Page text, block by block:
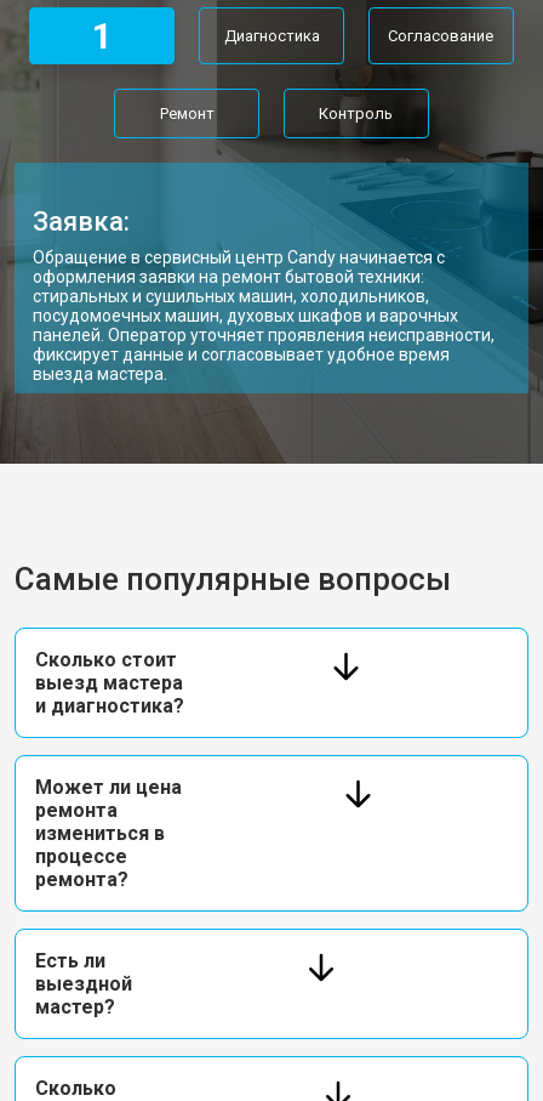
1 Диагностика Согласование
Ремонт Контроль
Заявка:
Обращение в сервисный центр Candy начинается с
оформления заявки на ремонт бытовой техники:
стиральных и сушильных машин, холодильников,
посудомоечных машин, духовых шкафов и варочных
панелей. Оператор уточняет проявления неисправности,
фиксирует данные и согласовывает удобное время
выезда мастера.
Самые популярные вопросы
Сколько стоит
выезд мастера
и диагностика?
Может ли цена
ремонта
измениться в
процессе
ремонта?
Есть ли
выездной
мастер?
Сколько